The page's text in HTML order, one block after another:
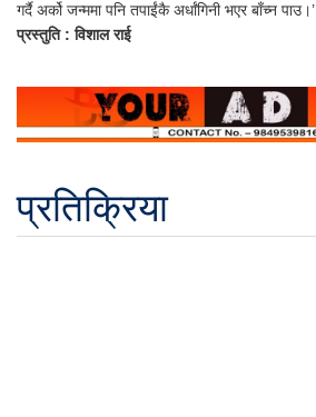
गर्दै अर्को जन्ममा पनि तपाईंकै अर्धांगिनी भएर बाँच्न पाउ।’
प्रस्तुति : विशाल राई
प्रतिक्रिया